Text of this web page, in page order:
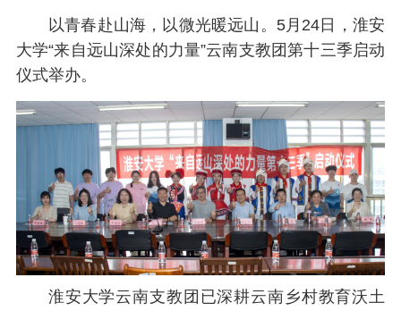
以青春赴山海，以微光暖远山。5月24日，淮安
大学“来自远山深处的力量”云南支教团第十三季启动
仪式举办。
淮安大学云南支教团已深耕云南乡村教育沃土